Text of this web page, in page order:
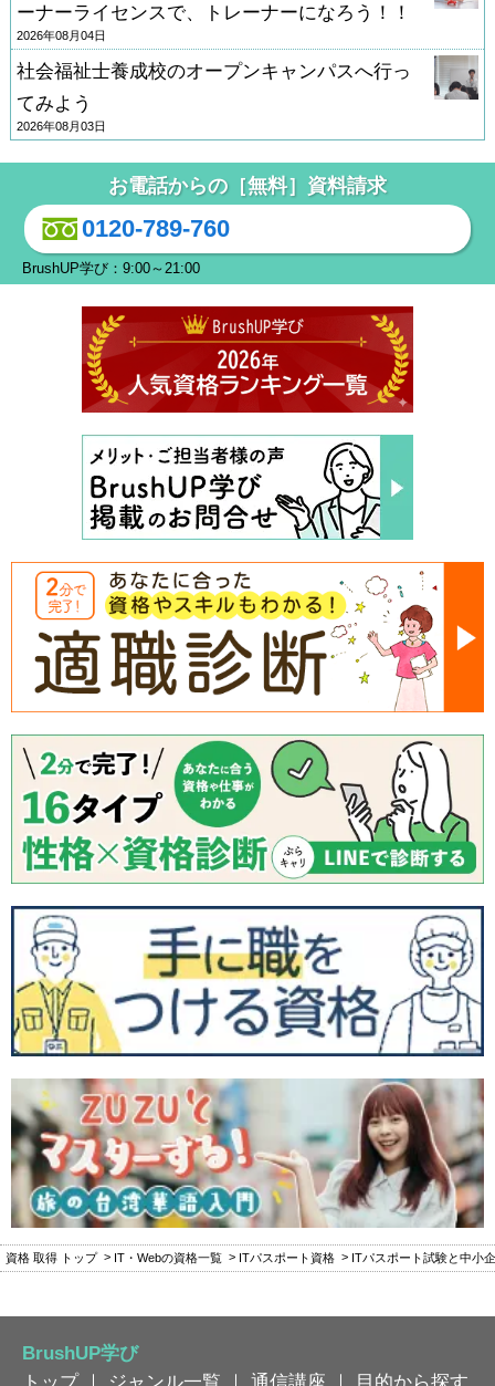
ーナーライセンスで、トレーナーになろう！！
2026年08月04日
社会福祉士養成校のオープンキャンパスへ行っ
てみよう
2026年08月03日
お電話からの［無料］資料請求
0120-789-760
BrushUP学び：9:00～21:00
資格 取得 トップ IT・Webの資格一覧 ITパスポート資格 ITパスポート試験と中小
BrushUP学び
トップ｜ ジャンル一覧 ｜ 通信講座 ｜ 目的から探す